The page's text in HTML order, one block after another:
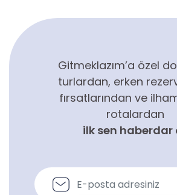
Gitmeklazım’a özel
turlardan, erken
fırsatlarından ve
rotalardan
ilk sen haberdar